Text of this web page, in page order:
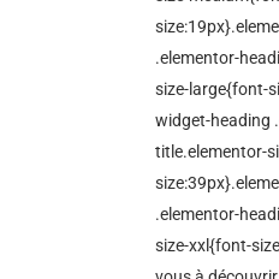
.elementor-
size-large{font-
widget-heading
title.elementor-
.elementor-
size-xxl{font-